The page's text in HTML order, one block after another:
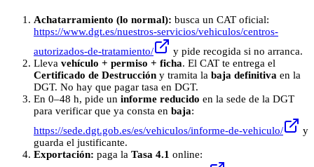
Achatarramiento (lo normal): busca un CAT oficial:
https://www.dgt.es/nuestros-servicios/vehiculos/centros-
autorizados-de-tratamiento/
y pide recogida si no arranca.
Lleva vehículo + permiso + ficha. El CAT te entrega el
Certificado de Destrucción y tramita la baja definitiva en la
DGT. No hay que pagar tasa en DGT.
En 0–48 h, pide un informe reducido en la sede de la DGT
para verificar que ya consta en baja:
https://sede.dgt.gob.es/es/vehiculos/informe-de-vehiculo/
y
guarda el justificante.
Exportación: paga la Tasa 4.1 online: